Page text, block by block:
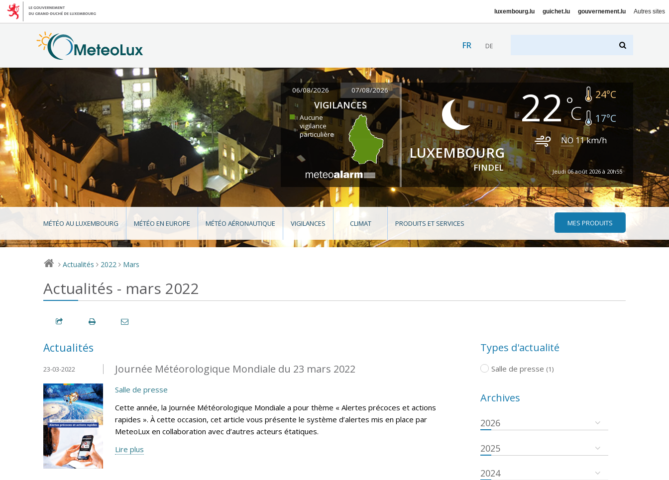
luxembourg.lu guichet.lu gouvernement.lu Autres sites
FR DE
06/08/2026 07/08/2026
VIGILANCES
Aucune
vigilance
particulière
LUXEMBOURG
FINDEL
22 24°C
17°C
NO 11km/h
Jeudi 06 août 2026 à 20h55
MÉTÉO AU LUXEMBOURG MÉTÉO EN EUROPE MÉTÉO AÉRONAUTIQUE VIGILANCES CLIMAT PRODUITS ET SERVICES MES PRODUITS
> Actualités > 2022 > Mars
Actualités - mars 2022
Actualités
Journée Météorologique Mondiale du 23 mars 2022
23-03-2022
Salle de presse
Cette année, la Journée Météorologique Mondiale a pour thème « Alertes précoces et actions
rapides ». À cette occasion, cet article vous présente le système d’alertes mis en place par
MeteoLux en collaboration avec d’autres acteurs étatiques.
Lire plus
Types d'actualité
Salle de presse (1)
Archives
2026
2025
2024